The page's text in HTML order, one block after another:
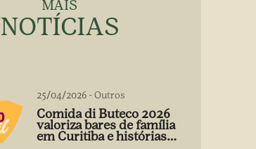
MAIS
NOTÍCIAS
25/04/2026 -Outros
Comida di Buteco 2026
valoriza bares de família
em Curitiba e histórias